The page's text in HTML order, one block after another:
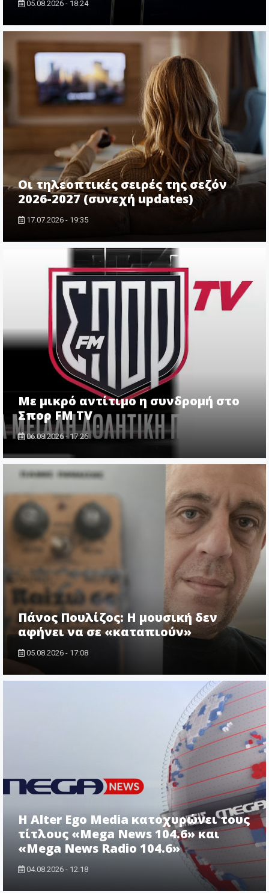
05.08.2026 - 18:24
Οι τηλεοπτικές σειρές της σεζόν
2026-2027 (συνεχή updates)
17.07.2026 - 19:35
Με μικρό αντίτιμο η συνδρομή στο
Σπορ FM TV
06.08.2026 - 17:26
Πάνος Πουλίζος: Η μουσική δεν
αφήνει να σε «καταπιούν»
05.08.2026 - 17:08
Η Alter Ego Media κατοχυρώνει τους
τίτλους «Mega News 104.6» και
«Mega News Radio 104.6»
04.08.2026 - 12:18